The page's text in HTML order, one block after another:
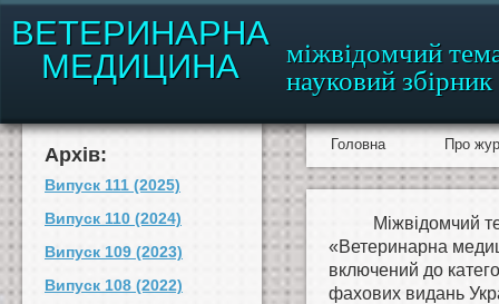
ВЕТЕРИНАРНА
МЕДИЦИНА
міжвідомчий
науковий збірник
Архів:
Випуск 111 (2025)
Випуск 110 (2024)
Випуск 109 (2023)
Випуск 108 (2022)
Головна Про
Міжвідомчий
«Ветеринарна
включений до
фахових видань